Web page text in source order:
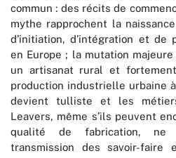
commun : des récits de
mythe rapprochent la
d’initiation, d’intégration et de
en Europe ; la mutation
un artisanat rural et
production industrielle urbaine
devient tulliste et les
Leavers, même s’ils peuvent
qualité de fabrication, ne
transmission des savoir-faire